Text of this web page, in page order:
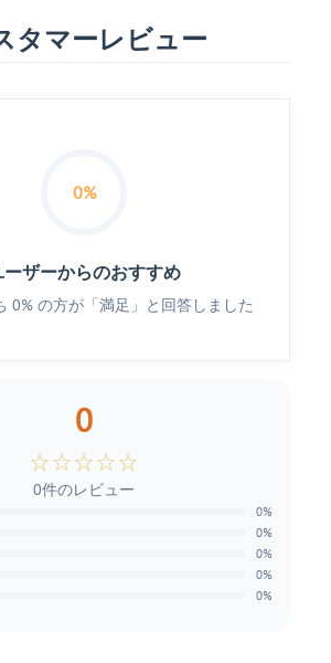
タマーレビュー
0%
ーザーからのおすすめ
0% の方が「満足」と回答しました
0
☆☆☆☆☆
0件のレビュー
0%
0%
0%
0%
0%